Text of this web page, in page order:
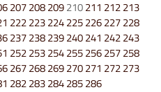
207208209210211 212213
222223224225226227228
237238239240241 242243
252253254255256257258
267268269270271 272273
282283284285286